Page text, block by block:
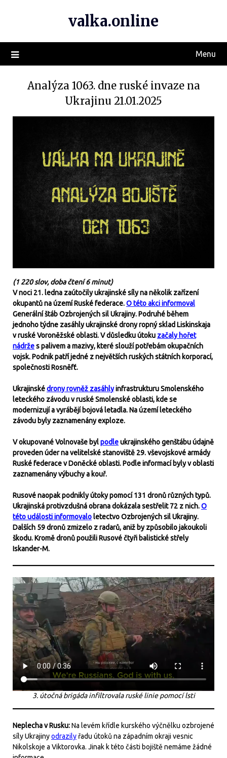
valka.online
Menu
Analýza 1063. dne ruské invaze na
Ukrajinu 21.01.2025
(1 220 slov, doba čtení 6 minut)
V noci 21. ledna zaútočily ukrajinské síly na několik zařízení
okupantů na území Ruské federace.O této akci informoval
Generální štáb Ozbrojených sil Ukrajiny. Podruhé během
jednoho týdne zasáhly ukrajinské drony ropný sklad Liskinskaja
v ruské Voroněžské oblasti. V důsledku útoku začaly hořet
nádržes palivem a mazivy, které slouží potřebám okupačních
vojsk. Podnik patří jedné z největších ruských státních korporací,
společnosti Rosněfť.
Ukrajinskédrony rovněž zasáhlyinfrastrukturu Smolenského
leteckého závodu v ruské Smolenské oblasti, kde se
modernizují a vyrábějí bojová letadla. Na území leteckého
závodu byly zaznamenány exploze.
V okupované Volnovaše bylpodleukrajinského genštábu údajně
proveden úder na velitelské stanoviště 29. vševojskové armády
Ruské federace v Doněcké oblasti. Podle informací byly v oblasti
zaznamenány výbuchy a kouř.
Rusové naopak podnikly útoky pomocí 131 dronů různých typů.
Ukrajinská protivzdušná obrana dokázala sestřelit 72 z nich.O
této události informovaloletectvo Ozbrojených sil Ukrajiny.
Dalších 59 dronů zmizelo z radarů, aniž by způsobilo jakoukoli
škodu. Kromě dronů použili Rusové čtyři balistické střely
Iskander-M.
3. útočná brigáda infiltrovala ruské linie pomocí lsti
Neplecha v Rusku:Na levém křídle kurského výčnělku ozbrojené
síly Ukrajinyodrazily řadu útoků na západním okraji vesnic
Nikolskoje a Viktorovka. Jinak k této části bojiště nemáme žádné